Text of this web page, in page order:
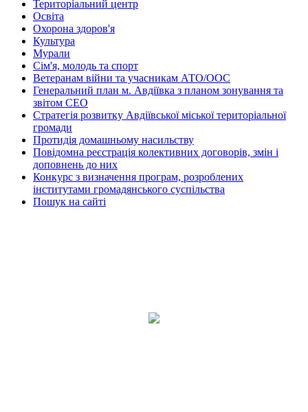
Територіальний центр
Освіта
Охорона здоров'я
Культура
Мурали
Сім'я, молодь та спорт
Ветеранам війни та учасникам АТО/ООС
Генеральний план м. Авдіївка з планом зонування та
звітом СЕО
Стратегія розвитку Авдіївської міської територіальної
громади
Протидія домашньому насильству
Повідомна реєстрація колективних договорів, змін і
доповнень до них
Конкурс з визначення програм, розроблених
інститутами громадянського суспільства
Пошук на сайті